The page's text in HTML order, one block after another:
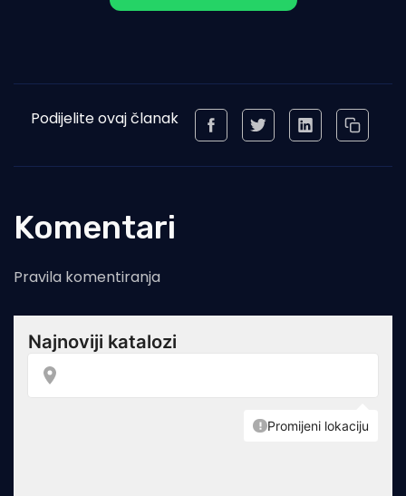
Podijelite ovaj članak
Komentari
Pravila komentiranja